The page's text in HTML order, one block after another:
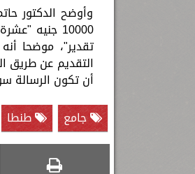
وأوضح الدكتور
أن تكون الرسالة سواء
جامع
طنطا